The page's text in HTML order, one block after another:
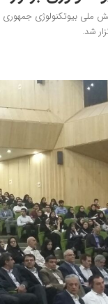
ملی بیوتکنولوژی
شد.